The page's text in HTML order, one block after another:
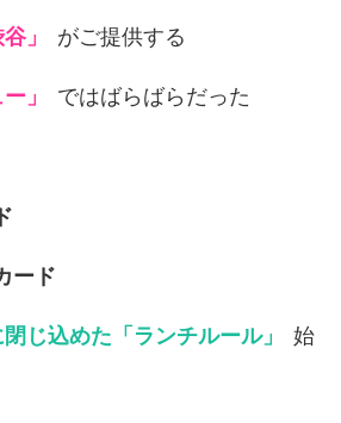
」 がご提供する
」 ではばらばらだった
ード
じ込めた「ランチルール」
始